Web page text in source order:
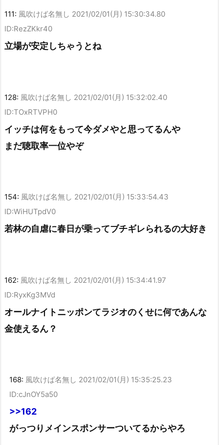
111: 風吹けば名無し 2021/02/01(月) 15:30:34.80
ID:RezZKkr40
立場が安定しちゃうとね
128: 風吹けば名無し 2021/02/01(月) 15:32:02.40
ID:TOxRTVPH0
イッチは何をもって今ダメやと思ってるんや
まだ聴取率一位やぞ
154: 風吹けば名無し 2021/02/01(月) 15:33:54.43
ID:WiHUTpdV0
若林の自虐に春日が乗ってブチギレられるの大好き
162: 風吹けば名無し 2021/02/01(月) 15:34:41.97
ID:RyxKg3MVd
オールナイトニッポンてラジオのくせに何であんな
金使えるん？
168: 風吹けば名無し 2021/02/01(月) 15:35:25.23
ID:cJnOY5a50
>>162
がっつりメインスポンサーついてるからやろ